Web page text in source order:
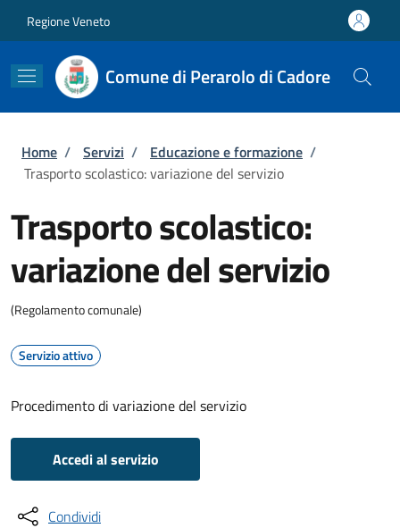
Regione Veneto
Comune di Perarolo di Cadore
Briciole di pane
Home / Servizi / Educazione e formazione /
Trasporto scolastico: variazione del servizio
Trasporto scolastico:
variazione del servizio
(Regolamento comunale)
Servizio attivo
Procedimento di variazione del servizio
Accedi al servizio
Condividi